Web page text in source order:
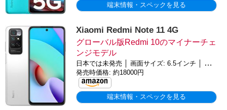
端末情報・スペックを見る
Xiaomi Redmi Note 11 4G
グローバル版Redmi 10のマイナーチェ
ンジモデル
日本では未発売 │ 画面サイズ: 6.5インチ │ バッテリー: 5,000mAh │ OS: Android 11
発売時価格: 約18000円
端末情報・スペックを見る